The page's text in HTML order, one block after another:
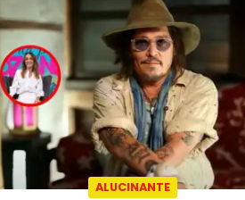
ALUCINANTE